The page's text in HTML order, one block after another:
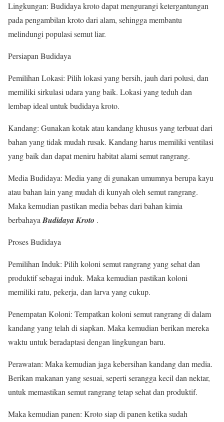
Lingkungan: Budidaya kroto dapat mengurangi ketergantungan
pada pengambilan kroto dari alam, sehingga membantu
melindungi populasi semut liar.
Persiapan Budidaya
Pemilihan Lokasi: Pilih lokasi yang bersih, jauh dari polusi, dan
memiliki sirkulasi udara yang baik. Lokasi yang teduh dan
lembap ideal untuk budidaya kroto.
Kandang: Gunakan kotak atau kandang khusus yang terbuat dari
bahan yang tidak mudah rusak. Kandang harus memiliki ventilasi
yang baik dan dapat meniru habitat alami semut rangrang.
Media Budidaya: Media yang di gunakan umumnya berupa kayu
atau bahan lain yang mudah di kunyah oleh semut rangrang.
Maka kemudian pastikan media bebas dari bahan kimia
berbahayaBudidaya Kroto .
Proses Budidaya
Pemilihan Induk: Pilih koloni semut rangrang yang sehat dan
produktif sebagai induk. Maka kemudian pastikan koloni
memiliki ratu, pekerja, dan larva yang cukup.
Penempatan Koloni: Tempatkan koloni semut rangrang di dalam
kandang yang telah di siapkan. Maka kemudian berikan mereka
waktu untuk beradaptasi dengan lingkungan baru.
Perawatan: Maka kemudian jaga kebersihan kandang dan media.
Berikan makanan yang sesuai, seperti serangga kecil dan nektar,
untuk memastikan semut rangrang tetap sehat dan produktif.
Maka kemudian panen: Kroto siap di panen ketika sudah